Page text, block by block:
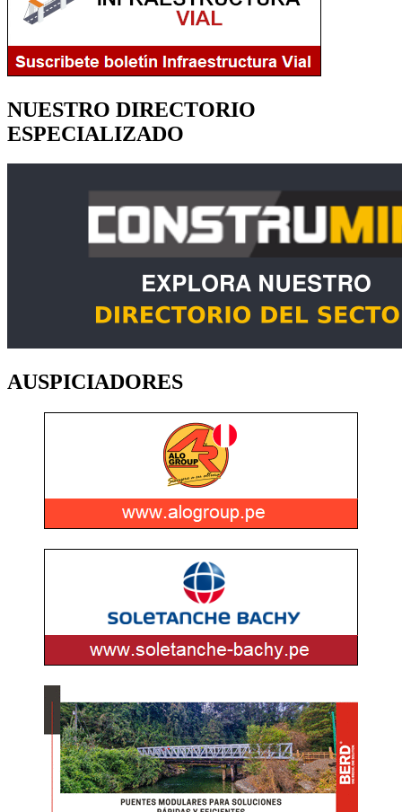
NUESTRO DIRECTORIO
ESPECIALIZADO
AUSPICIADORES